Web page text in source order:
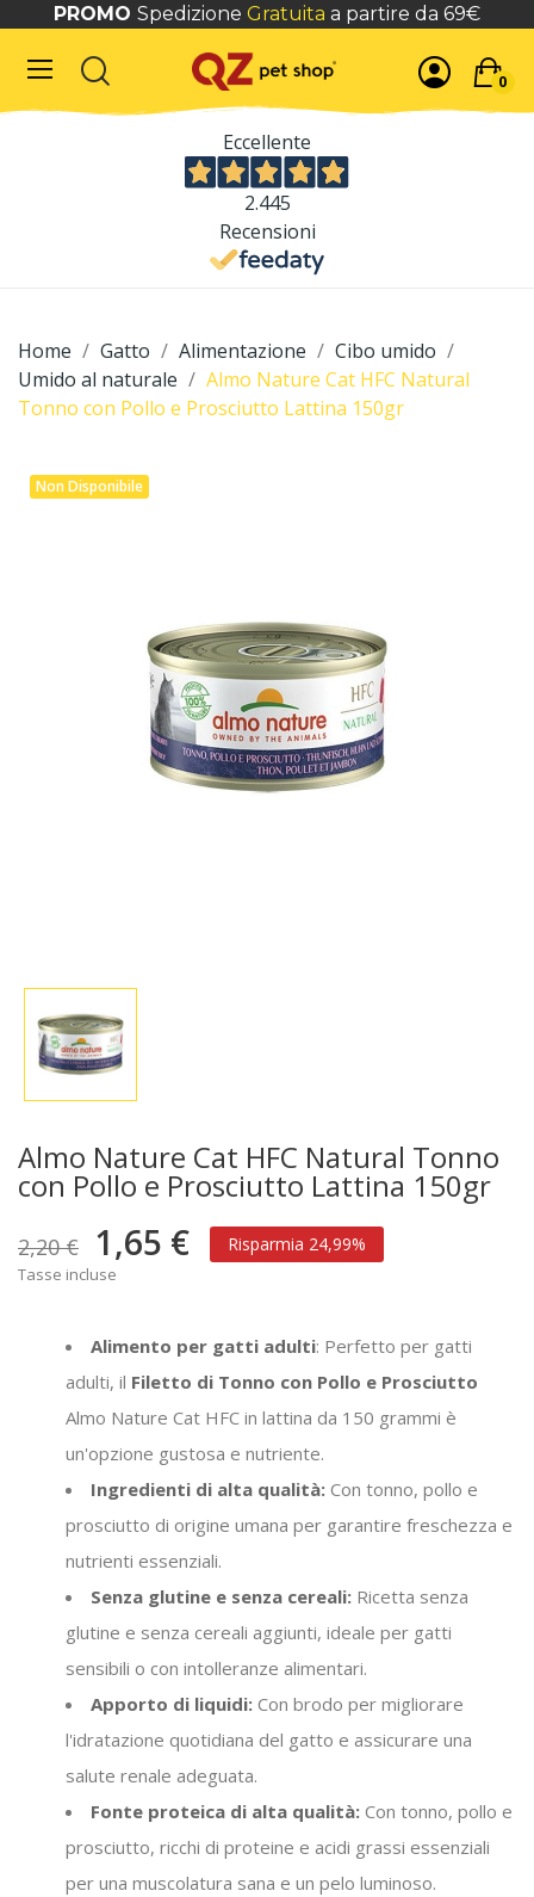
PROMO Spedizione Gratuita a partire da 69€
0
Eccellente
2.445
Recensioni
Home Gatto Alimentazione
Cibo umido
Umido al naturale
Almo Nature Cat HFC Natural
Tonno con Pollo e Prosciutto Lattina 150gr
Non Disponibile
Almo Nature Cat HFC Natural Tonno
con Pollo e Prosciutto Lattina 150gr
2,20 € 1,65 € Risparmia 24,99%
Tasse incluse
Alimento per gatti adulti: Perfetto per gatti
adulti, il Filetto di Tonno con Pollo e Prosciutto
Almo Nature Cat HFC in lattina da 150 grammi è
un'opzione gustosa e nutriente.
Ingredienti di alta qualità: Con tonno, pollo e
prosciutto di origine umana per garantire freschezza e
nutrienti essenziali.
Senza glutine e senza cereali: Ricetta senza
glutine e senza cereali aggiunti, ideale per gatti
sensibili o con intolleranze alimentari.
Apporto di liquidi: Con brodo per migliorare
l'idratazione quotidiana del gatto e assicurare una
salute renale adeguata.
Fonte proteica di alta qualità: Con tonno, pollo e
prosciutto, ricchi di proteine e acidi grassi essenziali
per una muscolatura sana e un pelo luminoso.